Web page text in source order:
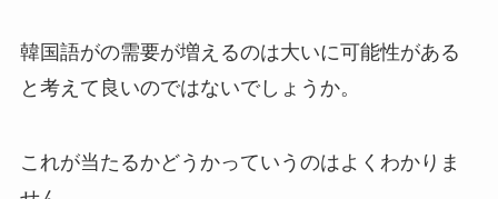
韓国語がの需要が増えるのは大いに可能性がある
と考えて良いのではないでしょうか。
これが当たるかどうかっていうのはよくわかりま